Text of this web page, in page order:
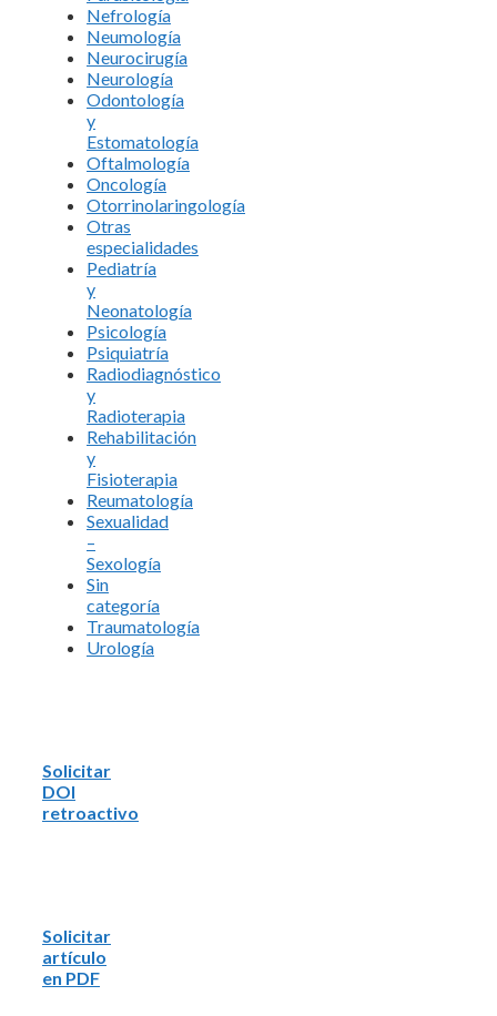
Nefrología
Neumología
Neurocirugía
Neurología
Odontología
y
Estomatología
Oftalmología
Oncología
Otorrinolaringología
Otras
especialidades
Pediatría
y
Neonatología
Psicología
Psiquiatría
Radiodiagnóstico
y
Radioterapia
Rehabilitación
y
Fisioterapia
Reumatología
Sexualidad
–
Sexología
Sin
categoría
Traumatología
Urología
Solicitar
DOI
retroactivo
Solicitar
artículo
en PDF